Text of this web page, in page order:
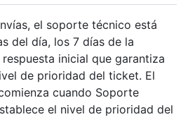
el soporte técnico está
del día, los 7 días de la
inicial que garantiza
de prioridad del ticket. El
cuando Soporte
el nivel de prioridad del